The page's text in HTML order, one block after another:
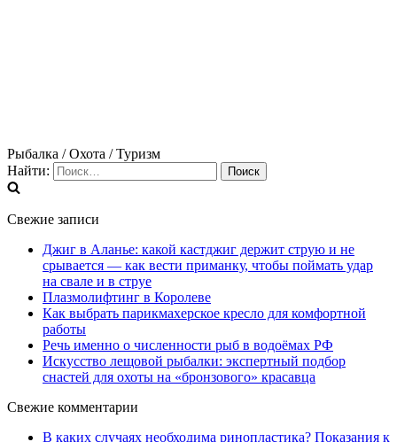
Рыбалка / Охота / Туризм
Найти:
Свежие записи
Джиг в Аланье: какой кастджиг держит струю и не
срывается — как вести приманку, чтобы поймать удар
на свале и в струе
Плазмолифтинг в Королеве
Как выбрать парикмахерское кресло для комфортной
работы
Речь именно о численности рыб в водоёмах РФ
Искусство лещовой рыбалки: экспертный подбор
снастей для охоты на «бронзового» красавца
Свежие комментарии
В каких случаях необходима ринопластика? Показания к